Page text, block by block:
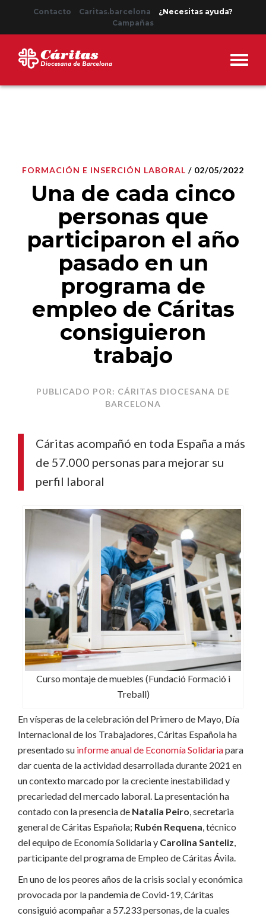
Contacto Caritas.barcelona
¿Necesitas ayuda?
Campañas
FORMACIÓN E INSERCIÓN LABORAL / 02/05/2022
Una de cada cinco
personas que
participaron el año
pasado en un
programa de
empleo de Cáritas
consiguieron
trabajo
PUBLICADO POR: CÁRITAS DIOCESANA DE
BARCELONA
Cáritas acompañó en toda España a más
de 57.000 personas para mejorar su
perfil laboral
Curso montaje de muebles (Fundació Formació i
Treball)
En vísperas de la celebración del Primero de Mayo, Día
Internacional de los Trabajadores, Cáritas Española ha
presentado su informe anual de Economía Solidariapara
dar cuenta de la actividad desarrollada durante 2021 en
un contexto marcado por la creciente inestabilidad y
precariedad del mercado laboral. La presentación ha
contado con la presencia de Natalia Peiro, secretaria
general de Cáritas Española; Rubén Requena, técnico
del equipo de Economía Solidaria y Carolina Santeliz,
participante del programa de Empleo de Cáritas Ávila.
En uno de los peores años de la crisis social y económica
provocada por la pandemia de Covid-19, Cáritas
consiguió acompañar a 57.233 personas, de la cuales